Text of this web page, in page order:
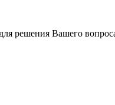
решения Вашего